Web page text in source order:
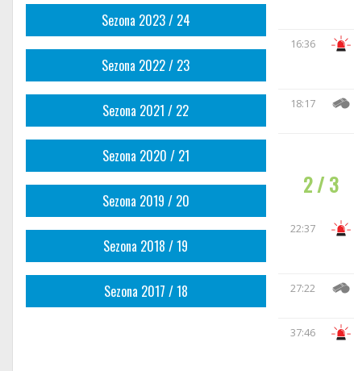
Sezona 2023 / 24
Sezona 2022 / 23
Sezona 2021 / 22
Sezona 2020 / 21
Sezona 2019 / 20
Sezona 2018 / 19
Sezona 2017 / 18
16:36
18:17
2 / 3
22:37
27:22
37:46